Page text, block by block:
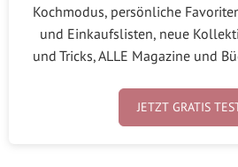
Kochmodus, persönliche
und Einkaufslisten, neue
und Tricks, ALLE Magazine und
JETZT GRATIS